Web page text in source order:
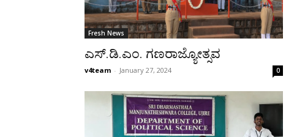
Fresh News
ಎಸ್.ಡಿ.ಎಂ. ಗಣರಾಜ್ಯೋತ್ಸವ
v4team - January 27, 2024 0